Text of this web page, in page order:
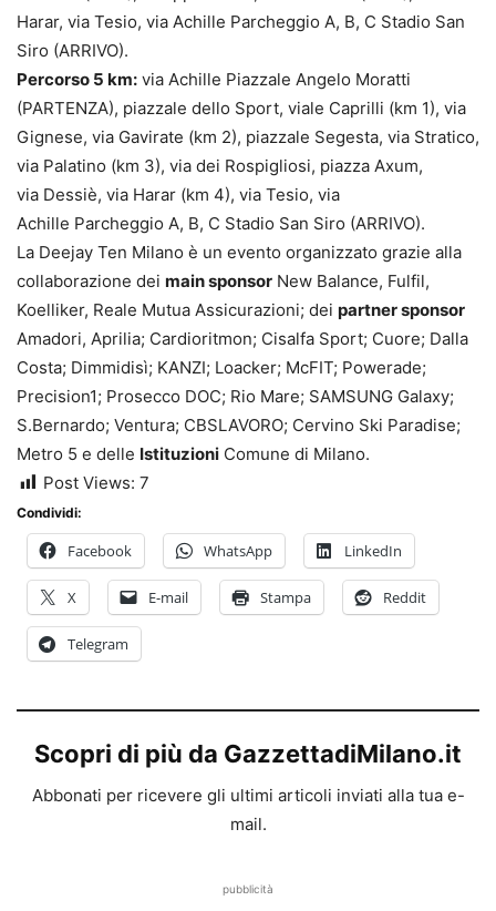
Harar, via Tesio, via Achille Parcheggio A, B, C Stadio San
Siro (ARRIVO).
Percorso 5 km: via Achille Piazzale Angelo Moratti
(PARTENZA), piazzale dello Sport, viale Caprilli (km 1), via
Gignese, via Gavirate (km 2), piazzale Segesta, via Stratico,
via Palatino (km 3), via dei Rospigliosi, piazza Axum,
via Dessiè, via Harar (km 4), via Tesio, via
Achille Parcheggio A, B, C Stadio San Siro (ARRIVO).
La Deejay Ten Milano è un evento organizzato grazie alla
collaborazione dei main sponsor New Balance, Fulfil,
Koelliker, Reale Mutua Assicurazioni; dei partner sponsor
Amadori, Aprilia; Cardioritmon; Cisalfa Sport; Cuore; Dalla
Costa; Dimmidisì; KANZI; Loacker; McFIT; Powerade;
Precision1; Prosecco DOC; Rio Mare; SAMSUNG Galaxy;
S.Bernardo; Ventura; CBSLAVORO; Cervino Ski Paradise;
Metro 5 e delle Istituzioni Comune di Milano.
Post Views: 7
Condividi:
Facebook WhatsApp LinkedIn
X E-mail Stampa Reddit
Telegram
Scopri di più da GazzettadiMilano.it
Abbonati per ricevere gli ultimi articoli inviati alla tua e-
mail.
pubblicità